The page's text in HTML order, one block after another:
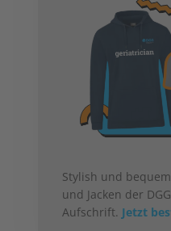
Stylish und
und Jacken der
Aufschrift. Jetzt